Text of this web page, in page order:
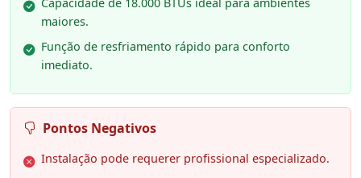
Capacidade de 18.000 BTUs ideal para ambientes
maiores.
Função de resfriamento rápido para conforto
imediato.
Pontos Negativos
Instalação pode requerer profissional especializado.